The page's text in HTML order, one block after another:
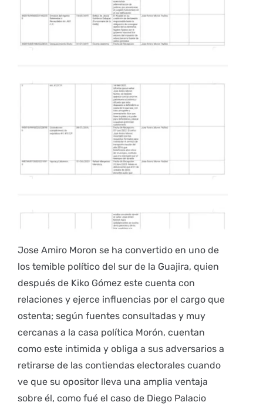
Jose Amiro Moron se ha convertido en uno de
los temible político del sur de la Guajira, quien
después de Kiko Gómez este cuenta con
relaciones y ejerce influencias por el cargo que
ostenta; según fuentes consultadas y muy
cercanas a la casa política Morón, cuentan
como este intimida y obliga a sus adversarios a
retirarse de las contiendas electorales cuando
ve que su opositor lleva una amplia ventaja
sobre él, como fué el caso de Diego Palacio